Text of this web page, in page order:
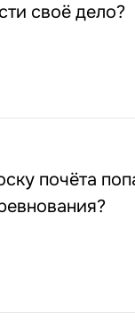
своё дело?
почёта